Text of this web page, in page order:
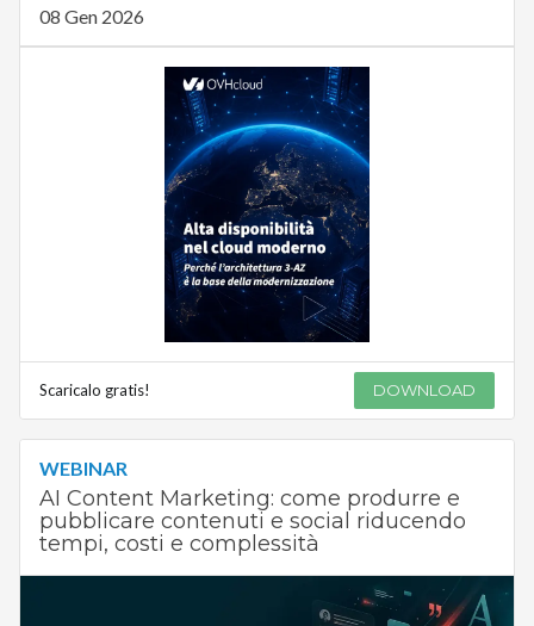
08 Gen 2026
Scaricalo gratis! DOWNLOAD
WEBINAR
AI Content Marketing: come produrre e
pubblicare contenuti e social riducendo
tempi, costi e complessità